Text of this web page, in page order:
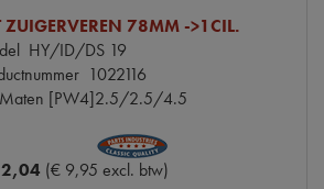
ZUIGERVEREN 78MM ->1CIL.
HY/ID/DS 19
1022116
Maten [PW4]2.5/2.5/4.5
(€ 9,95 excl. btw)